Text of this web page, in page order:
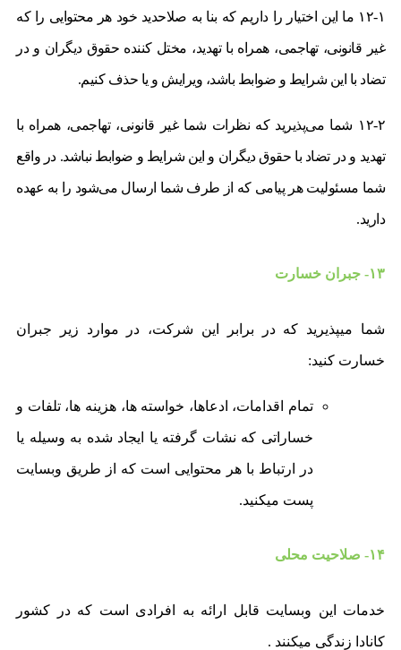
۱۲-۱ ما این اختیار را داریم که بنا به صلاحدید خود هر محتوایی را که
غیر قانونی، تهاجمی، همراه با تهدید، مختل کننده حقوق دیگران و در
تضاد با این شرایط و ضوابط باشد، ویرایش و یا حذف کنیم.
۱۲-۲ شما می‌پذیرید که نظرات شما غیر قانونی، تهاجمی، همراه با
تهدید و در تضاد با حقوق دیگران و این شرایط و ضوابط نباشد. در واقع
شما مسئولیت هر پیامی که از طرف شما ارسال می‌شود را به عهده
دارید.
۱۳- جبران خسارت
شما میپذیرید که در برابر این شرکت، در موارد زیر جبران
خسارت کنید:
تمام اقدامات، ادعاها، خواسته ها، هزینه ها، تلفات و
خساراتی که نشات گرفته یا ایجاد شده به وسیله یا
در ارتباط با هر محتوایی است که از طریق وبسایت
پست میکنید.
۱۴- صلاحیت محلی
خدمات این وبسایت قابل ارائه به افرادی است که در کشور
کانادا زندگی میکنند .